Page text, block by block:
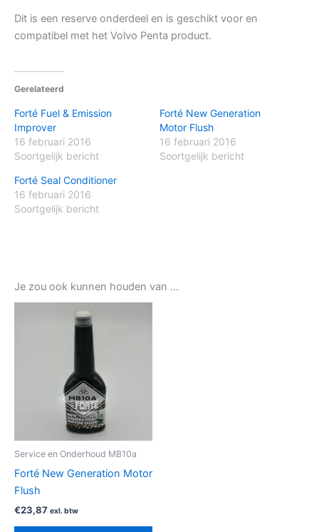
Dit is een reserve onderdeel en is geschikt voor en
compatibel met het Volvo Penta product.
Gerelateerd
Forté Fuel & Emission
Improver
16 februari 2016
Soortgelijk bericht
Forté New Generation
Motor Flush
16 februari 2016
Soortgelijk bericht
Forté Seal Conditioner
16 februari 2016
Soortgelijk bericht
Je zou ook kunnen houden van …
Service en Onderhoud MB10a
Forté New Generation Motor
Flush
€23,87 exl. btw